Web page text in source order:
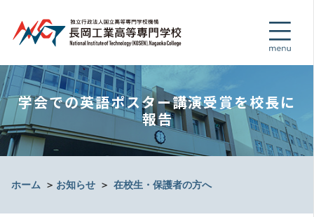
学会での英語ポスター講演受賞を校長に
報告
ホーム ＞ お知らせ ＞ 在校生・保護者の方へ